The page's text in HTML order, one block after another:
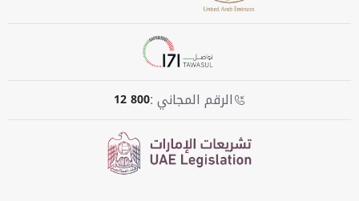
الرقم المجاني :800 12